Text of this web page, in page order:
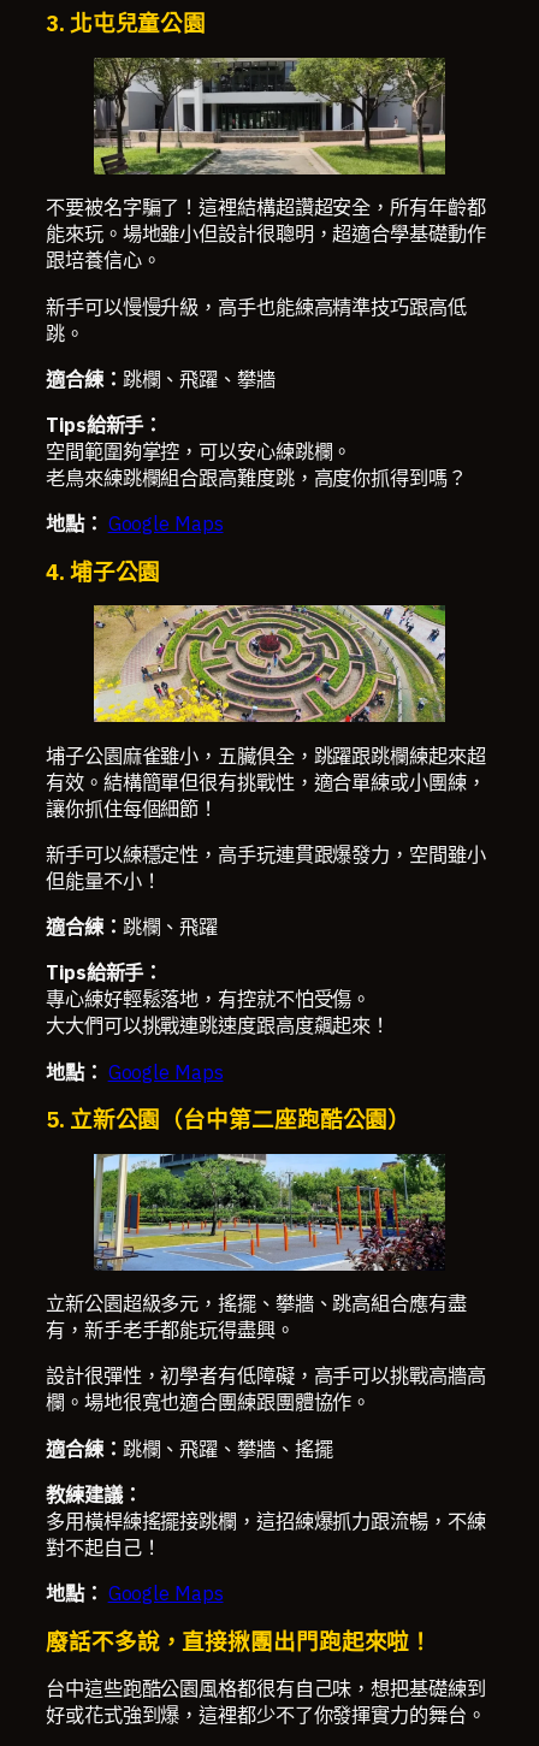
3. 北屯兒童公園
不要被名字騙了！這裡結構超讚超安全，所有年齡都
能來玩。場地雖小但設計很聰明，超適合學基礎動作
跟培養信心。
新手可以慢慢升級，高手也能練高精準技巧跟高低
跳。
適合練： 跳欄、飛躍、攀牆
Tips給新手：
空間範圍夠掌控，可以安心練跳欄。
老鳥來練跳欄組合跟高難度跳，高度你抓得到嗎？
地點： Google Maps
4. 埔子公園
埔子公園麻雀雖小，五臟俱全，跳躍跟跳欄練起來超
有效。結構簡單但很有挑戰性，適合單練或小團練，
讓你抓住每個細節！
新手可以練穩定性，高手玩連貫跟爆發力，空間雖小
但能量不小！
適合練： 跳欄、飛躍
Tips給新手：
專心練好輕鬆落地，有控就不怕受傷。
大大們可以挑戰連跳速度跟高度飆起來！
地點： Google Maps
5. 立新公園 （台中第二座跑酷公園）
立新公園超級多元，搖擺、攀牆、跳高組合應有盡
有，新手老手都能玩得盡興。
設計很彈性，初學者有低障礙，高手可以挑戰高牆高
欄。場地很寬也適合團練跟團體協作。
適合練： 跳欄、飛躍、攀牆、搖擺
教練建議：
多用橫桿練搖擺接跳欄，這招練爆抓力跟流暢，不練
對不起自己！
地點： Google Maps
廢話不多說，直接揪團出門跑起來啦！
台中這些跑酷公園風格都很有自己味，想把基礎練到
好或花式強到爆，這裡都少不了你發揮實力的舞台。